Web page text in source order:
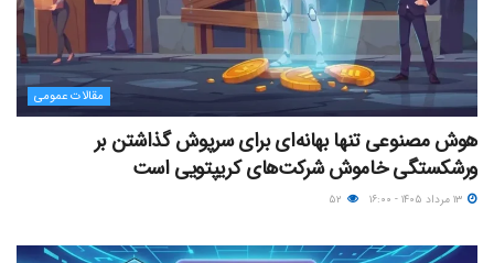
مقالات عمومی
هوش مصنوعی تنها بهانه‌ای برای سرپوش گذاشتن بر
ورشکستگی خاموش شرکت‌های کریپتویی است